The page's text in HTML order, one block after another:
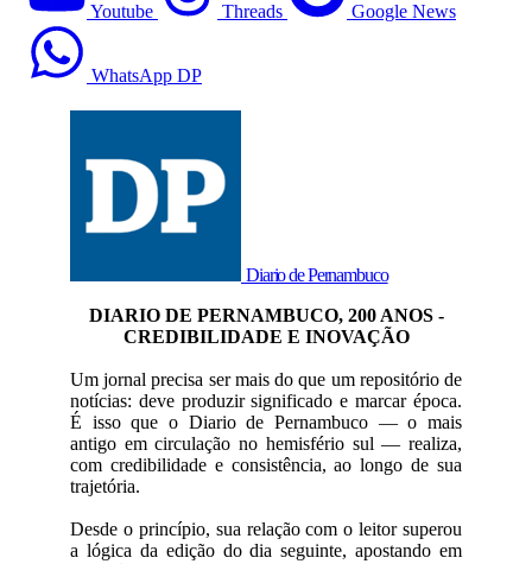
Youtube Threads Google News
WhatsApp DP
Diario de Pernambuco
DIARIO DE PERNAMBUCO, 200 ANOS -
CREDIBILIDADE E INOVAÇÃO
Um jornal precisa ser mais do que um repositório de
notícias: deve produzir significado e marcar época.
É isso que o Diario de Pernambuco — o mais
antigo em circulação no hemisfério sul — realiza,
com credibilidade e consistência, ao longo de sua
trajetória.
Desde o princípio, sua relação com o leitor superou
a lógica da edição do dia seguinte, apostando em